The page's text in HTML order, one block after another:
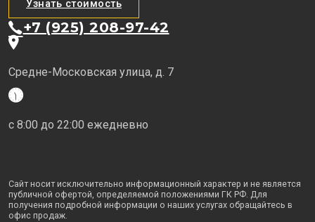
Узнать стоимость
+7 (925) 208-97-42
Средне-Московская улица, д. 7
с 8:00 до 22:00 ежедневно
Сайт носит исключительно информационный характер и не является
публичной офертой, определяемой положениями ГК РФ. Для
получения подробной информации о наших услугах обращайтесь в
офис продаж.